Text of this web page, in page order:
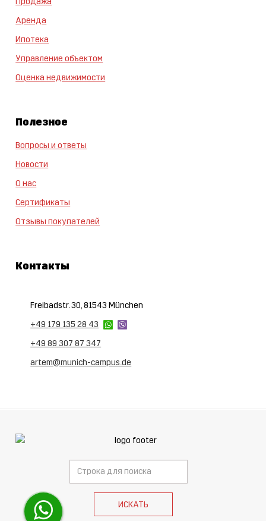
Аренда
Ипотека
Управление объектом
Оценка недвижимости
Полезное
Вопросы и ответы
Новости
О нас
Сертификаты
Отзывы покупателей
Контакты
Freibadstr. 30, 81543 München
+49 179 135 28 43
+49 89 307 87 347
artem@munich-campus.de
Поиск
ИСКАТЬ